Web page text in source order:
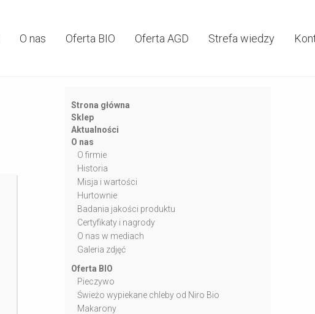
O nas Oferta BIO Oferta AGD Strefa wiedzy
Strona główna
Sklep
Aktualności
O nas
O firmie
Historia
Misja i wartości
Hurtownie
Badania jakości produktu
Certyfikaty i nagrody
O nas w mediach
Galeria zdjęć
Oferta BIO
Pieczywo
Świeżo wypiekane chleby od Niro Bio
Makarony